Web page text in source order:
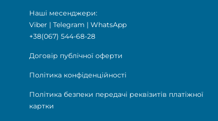
Наші месенджери:
Viber | Telegram | WhatsApp
+38(067) 544-68-28
Договір публічної оферти
Політика конфіденційності
Політика безпеки передачі реквізитів платіжної
картки